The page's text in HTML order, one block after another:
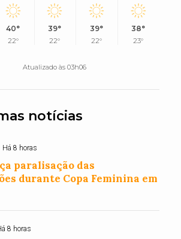
40°
22°
39°
22°
39°
22°
38°
23°
Atualizado às 03h06
notícias
Há 8 horas
paralisação das
durante Copa Feminina em
8 horas